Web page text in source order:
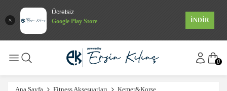
Ücretsiz
Google Play Store
İNDİR
0
Ana Sayfa Fitness Aksesuarları Kemer&Korse